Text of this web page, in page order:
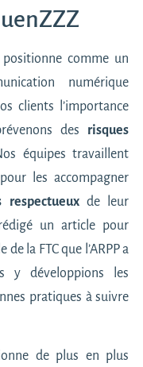
comme un
numérique
clients l’importance
des risques
équipes travaillent
les accompagner
de leur
un article pour
de la FTCque l’ARPP a
y développions les
pratiques à suivre
de plus en plus